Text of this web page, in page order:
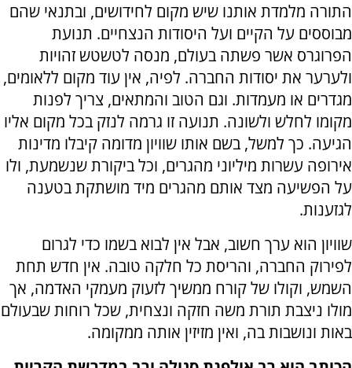
התורה מלמדת אותנו שיש מקום לחידושים, ובתנאי שהם
מבוססים על הקיים ועל היסודות הנצחיים. תנועת
הפרוגרס אשר פשתה בעולם, מנסה לטשטש זהויות
ולערער את יסודות החברה. לפיה, אין עוד מקום ללאומים,
מגדרים או מעמדות. וגם הטוב והמתאים, צריך לפנות
מקומו לחלש ולשונה. תנועה זו גרמה לנזק בכל מקום אליו
הגיעה. כך למשל, בשם אותו שוויון מדומה קיבלו מדינות
אירופה עשרות מיליוני מהגרים, וכל ביקורת שנשמעת, ולו
על הפשיעה מצד אותם מהגרים מיד מושתקת בטענה
לגזענות.
שוויון הוא ערך חשוב, אבל אין לבוא בשמו כדי לגרום
לפירוק החברה, והריסת כל חלקה טובה. אין חדש תחת
השמש, וקולו של קורח ממשיך לזעוק מעמקי האדמה, אך
מולו ניצבת תורת משה חזקה ונצחית, שכל רוחות שבעולם
באות ונושבות בה, ואין מזיזין אותה ממקומה.